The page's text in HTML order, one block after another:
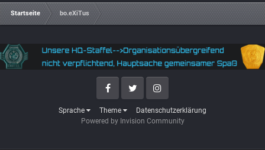
Startseite bo.eXiTus
Sprache Theme Datenschutzerklärung
FacebookTwitter Instagram
Powered by Invision Community